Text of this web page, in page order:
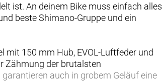
ist. An deinem Bike muss einfach alles
beste Shimano-Gruppe und ein
mit 150 mm Hub, EVOL-Luftfeder und
Zähmung der brutalsten
auch in grobem Geläuf eine